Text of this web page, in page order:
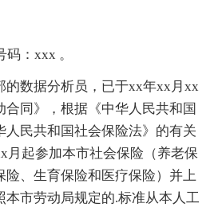
：xxx 。
数据分析员，已于xx年xx月xx
合同》，根据《中华人民共和国
人民共和国社会保险法》的有关
月起参加本市社会保险（养老保
险、生育保险和医疗保险）并上
本市劳动局规定的.标准从本人工